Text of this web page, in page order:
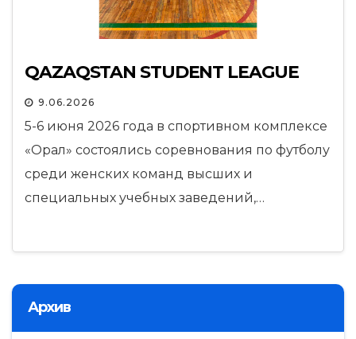
QAZAQSTAN STUDENT LEAGUE
9.06.2026
5-6 июня 2026 года в спортивном комплексе
«Орал» состоялись соревнования по футболу
среди женских команд высших и
специальных учебных заведений,…
Архив